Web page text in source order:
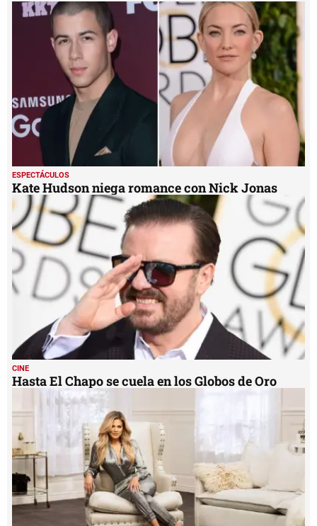
seconds
ESPECTÁCULOS
Kate Hudson niega romance con Nick Jonas
CINE
Hasta El Chapo se cuela en los Globos de Oro